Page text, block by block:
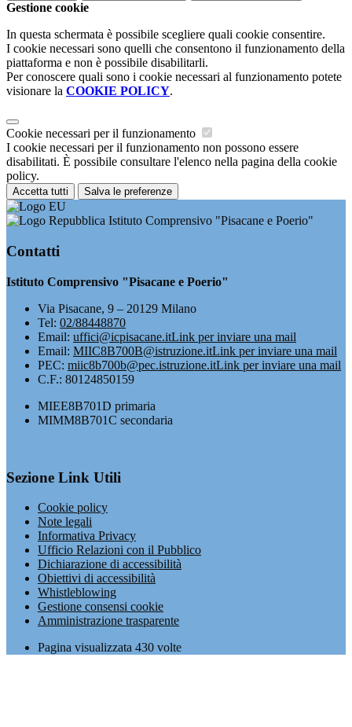
Gestione cookie
In questa schermata è possibile scegliere quali cookie consentire.
I cookie necessari sono quelli che consentono il funzionamento della
piattaforma e non è possibile disabilitarli.
Per conoscere quali sono i cookie necessari al funzionamento potete
visionare la COOKIE POLICY.
Cookie necessari per il funzionamento
I cookie necessari per il funzionamento non possono essere
disabilitati. È possibile consultare l'elenco nella pagina della cookie
policy.
Accetta tutti Salva le preferenze
Istituto Comprensivo "Pisacane e Poerio"
Contatti
Istituto Comprensivo "Pisacane e Poerio"
Via Pisacane, 9 – 20129 Milano
Tel: 02/88448870
Email: uffici@icpisacane.itLink per inviare una mail
Email: MIIC8B700B@istruzione.itLink per inviare una mail
PEC: miic8b700b@pec.istruzione.itLink per inviare una mail
C.F.: 80124850159
MIEE8B701D primaria
MIMM8B701C secondaria
Sezione Link Utili
Cookie policy
Note legali
Informativa Privacy
Ufficio Relazioni con il Pubblico
Dichiarazione di accessibilità
Obiettivi di accessibilità
Whistleblowing
Gestione consensi cookie
Amministrazione trasparente
Pagina visualizzata 430 volte